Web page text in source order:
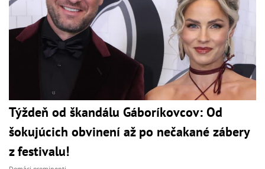
Týždeň od škandálu Gáboríkovcov: Od
šokujúcich obvinení až po nečakané zábery
z festivalu!